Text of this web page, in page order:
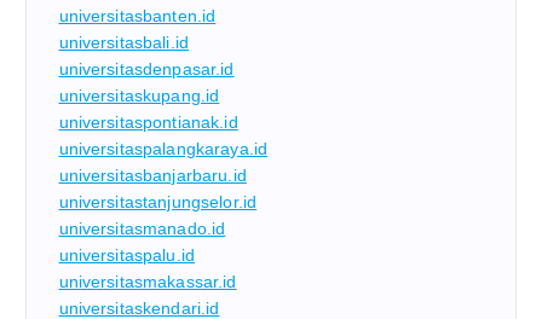
universitasbanten.id
universitasbali.id
universitasdenpasar.id
universitaskupang.id
universitaspontianak.id
universitaspalangkaraya.id
universitasbanjarbaru.id
universitastanjungselor.id
universitasmanado.id
universitaspalu.id
universitasmakassar.id
universitaskendari.id